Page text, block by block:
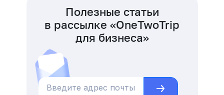
Полезные статьи
в рассылке «OneTwoTrip
для бизнеса»